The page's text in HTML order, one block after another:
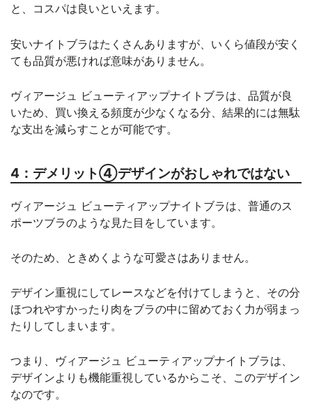
と、コスパは良いといえます。
安いナイトブラはたくさんありますが、いくら値段が安く
ても品質が悪ければ意味がありません。
ヴィアージュ ビューティアップナイトブラは、品質が良
いため、買い換える頻度が少なくなる分、結果的には無駄
な支出を減らすことが可能です。
4：デメリット④デザインがおしゃれではない
ヴィアージュ ビューティアップナイトブラは、普通のス
ポーツブラのような見た目をしています。
そのため、ときめくような可愛さはありません。
デザイン重視にしてレースなどを付けてしまうと、その分
ほつれやすかったり肉をブラの中に留めておく力が弱まっ
たりしてしまいます。
つまり、ヴィアージュ ビューティアップナイトブラは、
デザインよりも機能重視しているからこそ、このデザイン
なのです。